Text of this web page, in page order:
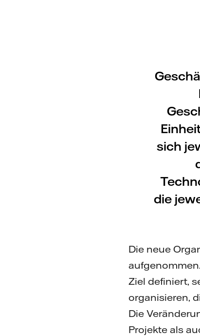
sich
die
Die neue
Ziel definiert,
organisieren,
Die
Projekte als